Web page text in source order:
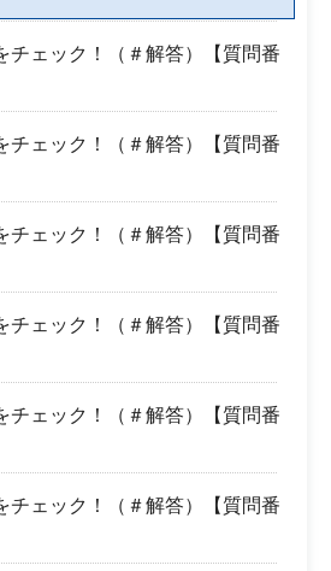
チェック！（＃解答）【質問番
チェック！（＃解答）【質問番
チェック！（＃解答）【質問番
チェック！（＃解答）【質問番
チェック！（＃解答）【質問番
チェック！（＃解答）【質問番